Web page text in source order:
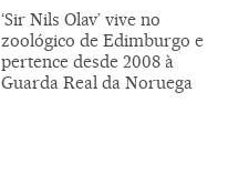
‘Sir Nils Olav’ vive no
zoológico de Edimburgo e
pertence desde 2008 à
Guarda Real da Noruega